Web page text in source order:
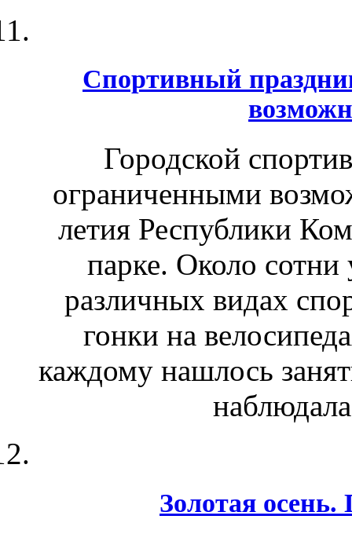
Спортивный
Городской
ограниченными
летия Республики
парке. Около сотни
различных видах
гонки на
каждому нашлось
Золотая